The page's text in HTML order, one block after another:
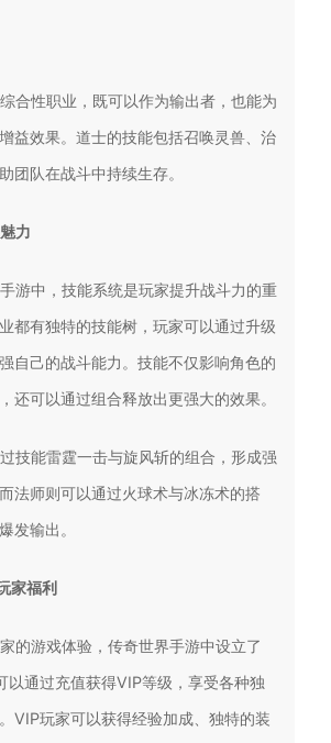
合性职业，既可以作为输出者，也能为
益效果。道士的技能包括召唤灵兽、治
团队在战斗中持续生存。
力
游中，技能系统是玩家提升战斗力的重
都有独特的技能树，玩家可以通过升级
自己的战斗能力。技能不仅影响角色的
还可以通过组合释放出更强大的效果。
技能雷霆一击与旋风斩的组合，形成强
法师则可以通过火球术与冰冻术的搭
发输出。
家福利
的游戏体验，传奇世界手游中设立了
以通过充值获得VIP等级，享受各种独
VIP玩家可以获得经验加成、独特的装